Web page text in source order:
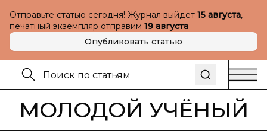
Отправьте статью сегодня! Журнал выйдет 15 августа,
печатный экземпляр отправим 19 августа
Опубликовать статью
МОЛОДОЙ УЧЁНЫЙ